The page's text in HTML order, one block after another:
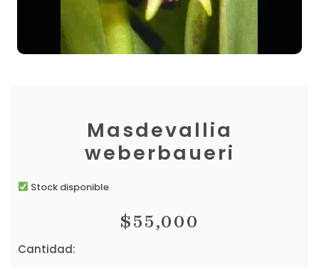
Masdevallia
weberbaueri
Stock disponible
$55,000
Cantidad: